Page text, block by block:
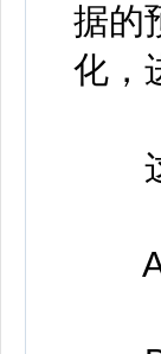
据的
化，
这
A.